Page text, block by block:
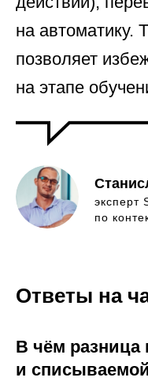
на автоматику.
позволяет
на этапе
эксперт
по
Ответы на
В чём разница
и